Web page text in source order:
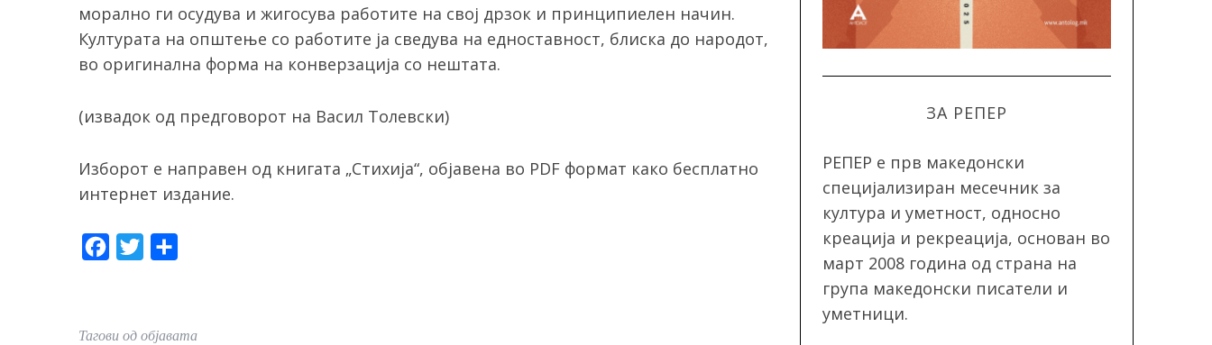
морално ги осудува и жигосува работите на свој дрзок и принципиелен начин.
Културата на општење со работите ја сведува на едноставност, блиска до народот,
во оригинална форма на конверзација со нештата.
(извадок од предговорот на Васил Толевски)
Изборот е направен од книгата „Стихија“, објавена во PDF формат како бесплатно
интернет издание.
Тагови од објавата
ЗА РЕПЕР
РЕПЕР e прв македонски
специјализиран месечник за
култура и уметност, односно
креација и рекреација, oснован во
март 2008 година од страна на
група македонски писатели и
уметници.